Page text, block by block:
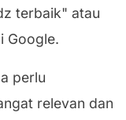
terbaik" atau
Google.
perlu
relevan dan